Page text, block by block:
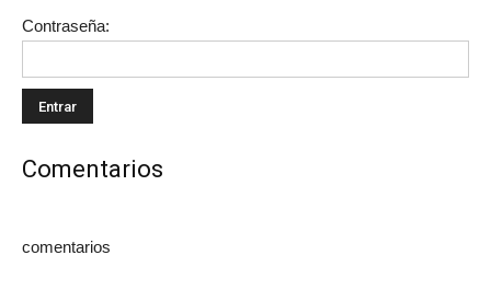
Contraseña:
Comentarios
comentarios